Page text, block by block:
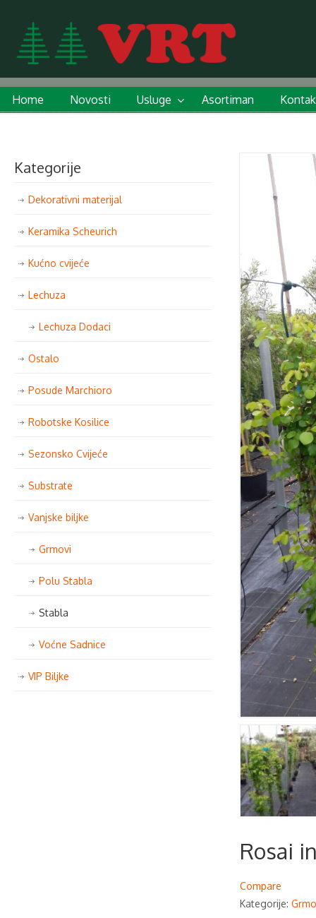
Home Novosti Usluge Asortiman
Rosai
Compare
Kategorije:
Kategorije
Dekorativni materijal
Keramika Scheurich
Kućno cvijeće
Lechuza
Lechuza Dodaci
Ostalo
Posude Marchioro
Robotske Kosilice
Sezonsko Cvijeće
Substrate
Vanjske biljke
Grmovi
Polu Stabla
Stabla
Voćne Sadnice
VIP Biljke